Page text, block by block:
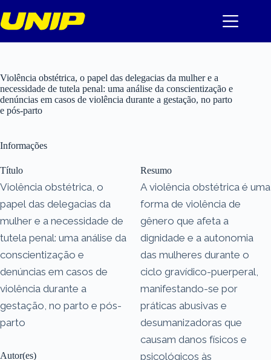
para
o
Violência obstétrica, o papel das delegacias da mulher e a
necessidade de tutela penal: uma análise da conscientização e
denúncias em casos de violência durante a gestação, no parto
e pós-parto
Informações
Título
Violência obstétrica, o
papel das delegacias da
mulher e a necessidade de
tutela penal: uma análise da
conscientização e
denúncias em casos de
violência durante a
gestação, no parto e pós-
parto
Autor(es)
Resumo
A violência obstétrica é uma
forma de violência de
gênero que afeta a
dignidade e a autonomia
das mulheres durante o
ciclo gravídico-puerperal,
manifestando-se por
práticas abusivas e
desumanizadoras que
causam danos físicos e
psicológicos às